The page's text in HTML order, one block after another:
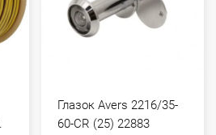
Глазок Avers 2216/35-
60-CR (25) 22883